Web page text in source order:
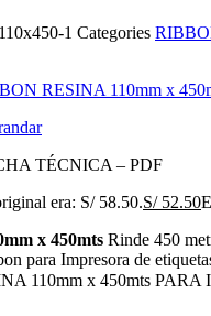
1 Categories
TÉCNICA – PDF
era: S/ 58.50.S/52.50
x 450mts Rinde 450
para Impresora de
110mm x 450mts